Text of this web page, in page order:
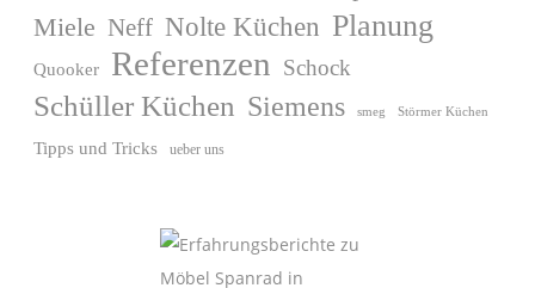
Miele Neff Nolte Küchen Planung
Quooker Referenzen Schock
Schüller Küchen Siemens smeg Störmer Küchen
Tipps und Tricks ueber uns